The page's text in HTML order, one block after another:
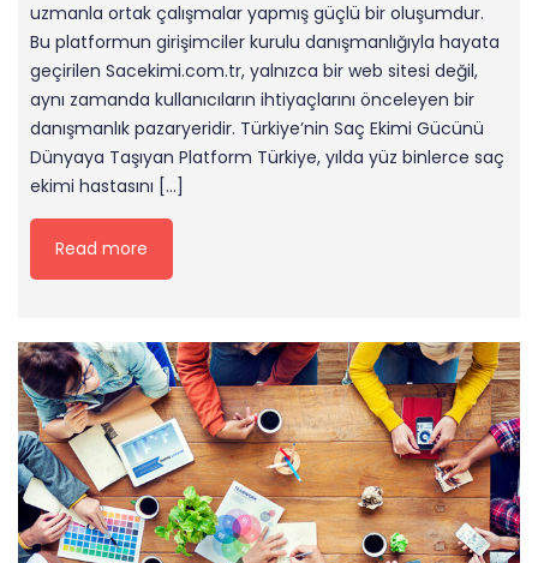
uzmanla ortak çalışmalar yapmış güçlü bir oluşumdur.
Bu platformun girişimciler kurulu danışmanlığıyla hayata
geçirilen Sacekimi.com.tr, yalnızca bir web sitesi değil,
aynı zamanda kullanıcıların ihtiyaçlarını önceleyen bir
danışmanlık pazaryeridir. Türkiye’nin Saç Ekimi Gücünü
Dünyaya Taşıyan Platform Türkiye, yılda yüz binlerce saç
ekimi hastasını […]
Read more